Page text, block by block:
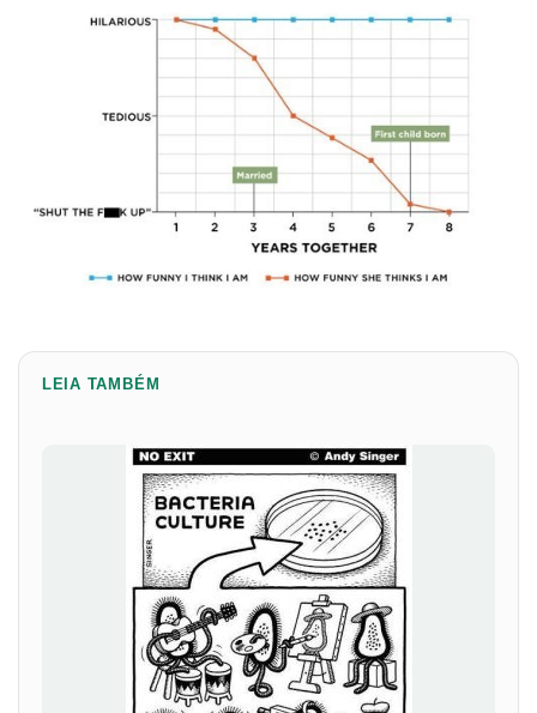
LEIA TAMBÉM